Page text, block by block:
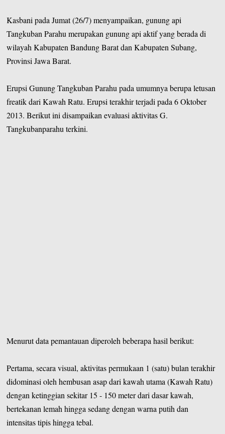
Kasbani pada Jumat (26/7) menyampaikan, gunung api
Tangkuban Parahu merupakan gunung api aktif yang berada di
wilayah Kabupaten Bandung Barat dan Kabupaten Subang,
Provinsi Jawa Barat.
Erupsi Gunung Tangkuban Parahu pada umumnya berupa letusan
freatik dari Kawah Ratu. Erupsi terakhir terjadi pada 6 Oktober
2013. Berikut ini disampaikan evaluasi aktivitas G.
Tangkubanparahu terkini.
Menurut data pemantauan diperoleh beberapa hasil berikut:
Pertama, secara visual, aktivitas permukaan 1 (satu) bulan terakhir
didominasi oleh hembusan asap dari kawah utama (Kawah Ratu)
dengan ketinggian sekitar 15 - 150 meter dari dasar kawah,
bertekanan lemah hingga sedang dengan warna putih dan
intensitas tipis hingga tebal.